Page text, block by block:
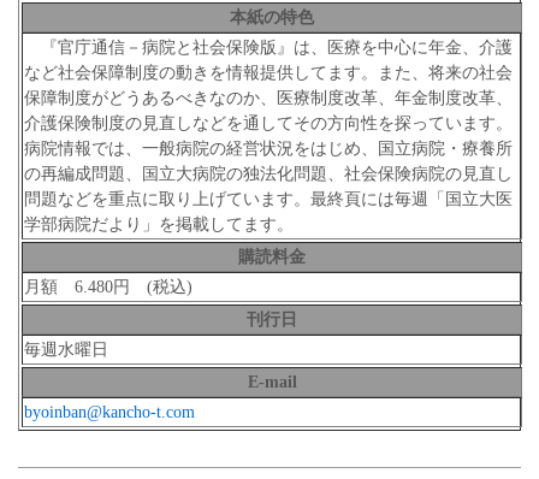
本紙の特色
『官庁通信－病院と社会保険版』は、医療を中心に年金、介護
など社会保障制度の動きを情報提供してます。また、将来の社会
保障制度がどうあるべきなのか、医療制度改革、年金制度改革、
介護保険制度の見直しなどを通してその方向性を探っています。
病院情報では、一般病院の経営状況をはじめ、国立病院・療養所
の再編成問題、国立大病院の独法化問題、社会保険病院の見直し
問題などを重点に取り上げています。最終頁には毎週「国立大医
学部病院だより」を掲載してます。
購読料金
月額 6.480円 (税込)
刊行日
毎週水曜日
E-mail
byoinban@kancho-t.com